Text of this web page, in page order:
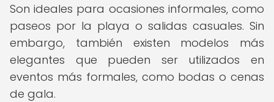
Son ideales para ocasiones informales, como
paseos por la playa o salidas casuales. Sin
embargo, también existen modelos más
elegantes que pueden ser utilizados en
eventos más formales, como bodas o cenas
de gala.